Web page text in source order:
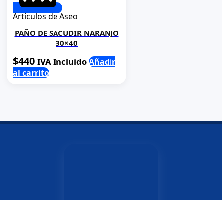
Artículos de Aseo
PAÑO DE SACUDIR NARANJO
30×40
$440 IVA IncluidoAñadir
al carrito